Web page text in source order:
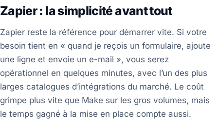
Zapier : la simplicité avant tout
Zapier reste la référence pour démarrer vite. Si votre
besoin tient en « quand je reçois un formulaire, ajoute
une ligne et envoie un e-mail », vous serez
opérationnel en quelques minutes, avec l’un des plus
larges catalogues d’intégrations du marché. Le coût
grimpe plus vite que Make sur les gros volumes, mais
le temps gagné à la mise en place compte aussi.